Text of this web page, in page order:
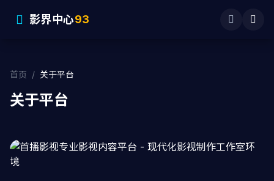
影界中心93
首页 / 关于平台
关于平台